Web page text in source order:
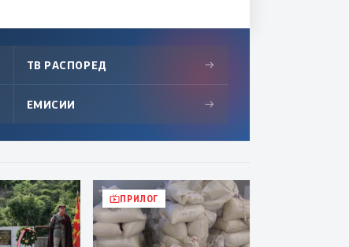
ТВ РАСПОРЕД →
ЕМИСИИ →
ПРИЛОГ